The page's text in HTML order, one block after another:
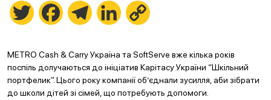
Twitter FacebookTelegramLinkedIn
METRO Cash & Carry Україна та SoftServe вже кілька років
поспіль долучаються до ініціатив Карітасу України “Шкільний
портфелик”. Цього року компанії об’єднали зусилля, аби зібрати
до школи дітей зі сімей, що потребують допомоги.